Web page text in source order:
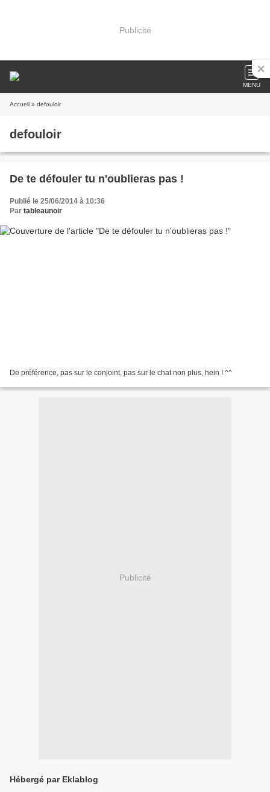
Publicité
MENU
Accueil » defouloir
defouloir
De te défouler tu n'oublieras pas !
Publié le 25/06/2014 à 10:36
Par tableaunoir
De préférence, pas sur le conjoint, pas sur le chat non plus, hein ! ^^
Publicité
Hébergé par Eklablog